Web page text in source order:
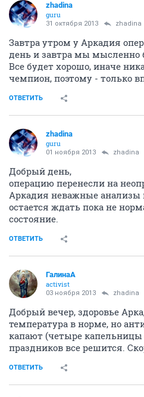
zhadina
guru
31 октября 2013 zhadina
Завтра утром у Аркадия
день и завтра мы мысленно
Все будет хорошо, иначе
чемпион, поэтому - только
ОТВЕТИТЬ
zhadina
guru
01 ноября 2013 zhadina
Добрый день,
операцию перенесли на
Аркадия неважные анализы
остается ждать пока не
состояние.
ОТВЕТИТЬ
ГалинаА
activist
03 ноября 2013 zhadina
Добрый вечер, здоровье
температура в норме, но
капают (четыре
праздников все решится.
ОТВЕТИТЬ